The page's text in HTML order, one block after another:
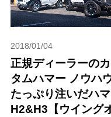
2018/01/04
正規ディーラーの
タムハマー ノウハ
たっぷり注いだハ
H2&H3【ウイング